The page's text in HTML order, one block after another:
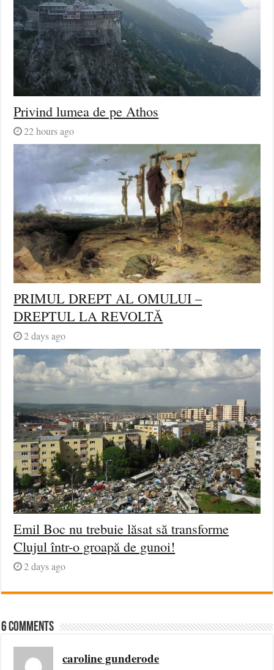
Privind lumea de pe Athos
22 hours ago
PRIMUL DREPT AL OMULUI –
DREPTUL LA REVOLTĂ
2 days ago
Emil Boc nu trebuie lăsat să transforme
Clujul într-o groapă de gunoi!
2 days ago
6 comments
caroline gunderode